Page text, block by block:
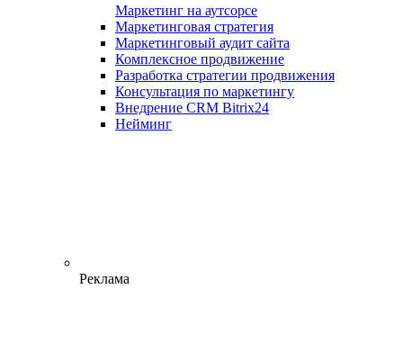
Маркетинг на аутсорсе
Маркетинговая стратегия
Маркетинговый аудит сайта
Комплексное продвижение
Разработка стратегии продвижения
Консультация по маркетингу
Внедрение CRM Bitrix24
Нейминг
Реклама